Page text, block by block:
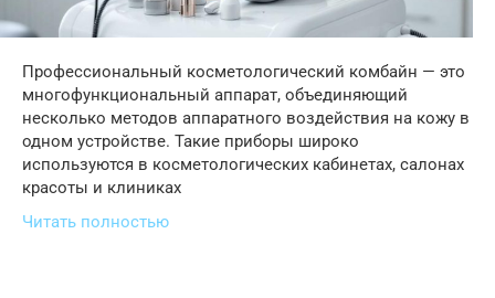
Профессиональный косметологический комбайн — это
многофункциональный аппарат, объединяющий
несколько методов аппаратного воздействия на кожу в
одном устройстве. Такие приборы широко
используются в косметологических кабинетах, салонах
красоты и клиниках
Читать полностью